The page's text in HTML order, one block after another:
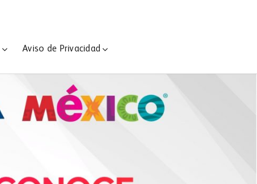
Aviso de Privacidad